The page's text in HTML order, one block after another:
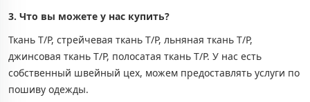
3. Что вы можете у нас купить?
Ткань Т/Р, стрейчевая ткань Т/Р, льняная ткань Т/Р,
джинсовая ткань Т/Р, полосатая ткань Т/Р. У нас есть
собственный швейный цех, можем предоставлять услуги по
пошиву одежды.